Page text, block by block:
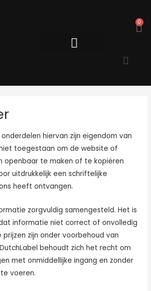
0
hiervan zijn eigendom van
toegestaan om de website of
openbaar te maken of te kopiëren
uitdrukkelijk een schriftelijke
heeft ontvangen.
zorgvuldig samengesteld. Het is
informatie niet correct of onvolledig
prijzen zijn onder voorbehoud van
behoudt zich het recht om
met onmiddellijke ingang en zonder
voeren.